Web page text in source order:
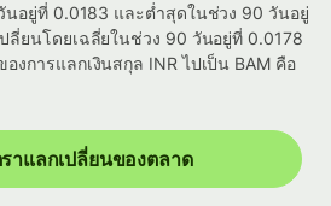
นอยู่ที่ 0.0183 และต่ำสุดในช่วง 90 วันอยู่
ลี่ยนโดยเฉลี่ยในช่วง 90 วันอยู่ที่ 0.0178
งการแลกเงินสกุล INR ไปเป็น BAM คือ
าแลกเปลี่ยนของตลาด